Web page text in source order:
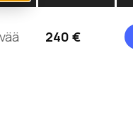
240 €